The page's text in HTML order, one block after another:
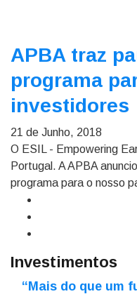
APBA traz
programa
investidores
21 de Junho, 2018
O ESIL - Empowering
Portugal. A APBA
programa para o nosso
Investimentos
“Mais do que um